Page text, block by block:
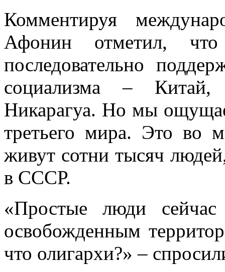
Комментируя
Афонин отметил,
последовательно
социализма – Китай,
Никарагуа. Но мы
третьего мира. Это во
живут сотни тысяч
в СССР.
«Простые люди
освобожденным
что олигархи?» –